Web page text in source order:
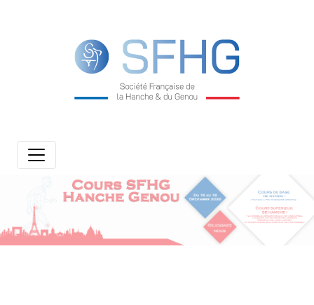
Previous Next